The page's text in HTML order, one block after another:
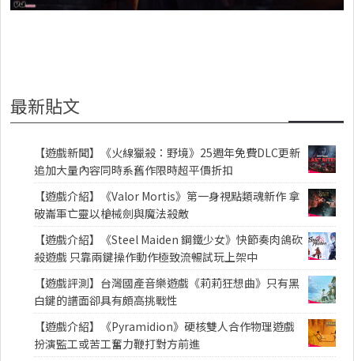
最新貼文
【遊戲新聞】《火線獵殺：野境》25週年免費DLC更新
追加大量內容同時系舊作限時超平價折扣
【遊戲介紹】《Valor Mortis》第一身視點類魂新作 拿
破崙軍亡靈以槍械劍與魔法殺敵
【遊戲介紹】《Steel Maiden 鋼鐵少女》快節奏肉鴿砍
殺遊戲 只靠兩鍵操作動作極致流暢試玩上架中
【遊戲評測】台灣國產音樂遊戲《莉莉狂想曲》只有黑
白鍵的譜面卻具有頗高挑戰性
【遊戲介紹】《Pyramidion》硬核雙人合作物理遊戲
扮演監工或苦工奮力鞭打對方前進